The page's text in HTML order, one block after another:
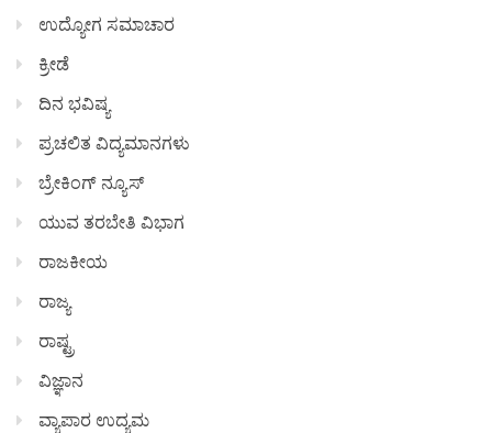
ಉದ್ಯೋಗ ಸಮಾಚಾರ
ಕ್ರೀಡೆ
ದಿನ ಭವಿಷ್ಯ
ಪ್ರಚಲಿತ ವಿದ್ಯಮಾನಗಳು
ಬ್ರೇಕಿಂಗ್ ನ್ಯೂಸ್
ಯುವ ತರಬೇತಿ ವಿಭಾಗ
ರಾಜಕೀಯ
ರಾಜ್ಯ
ರಾಷ್ಟ್ರ
ವಿಜ್ಞಾನ
ವ್ಯಾಪಾರ ಉದ್ಯಮ